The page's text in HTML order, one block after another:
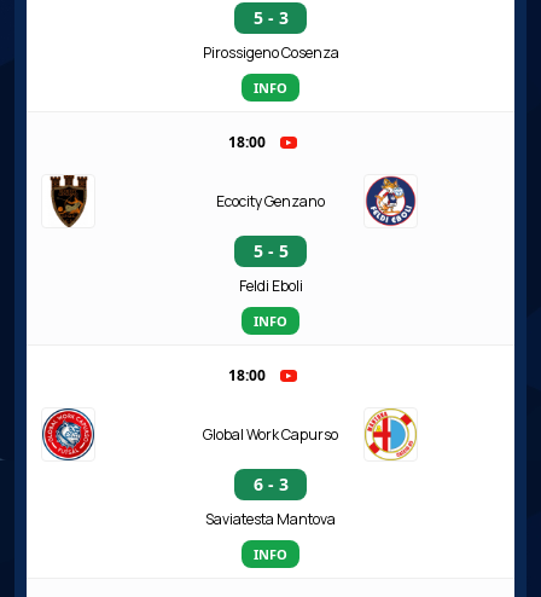
5 - 3
Pirossigeno Cosenza
INFO
18:00
Ecocity Genzano
5 - 5
Feldi Eboli
INFO
18:00
Global Work Capurso
6 - 3
Saviatesta Mantova
INFO